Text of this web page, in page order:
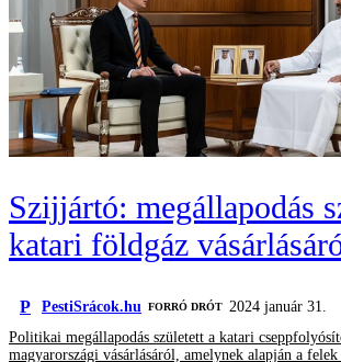
Szijjártó: megállapodás
katari földgáz
P PestiSrácok.hu FORRÓ DRÓT
2024 január 31.
Politikai megállapodás született a katari
magyarországi vásárlásáról, amelynek alapján a felek